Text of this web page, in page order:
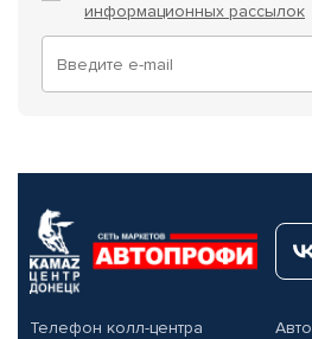
информационных рассылок
Телефон колл-центра